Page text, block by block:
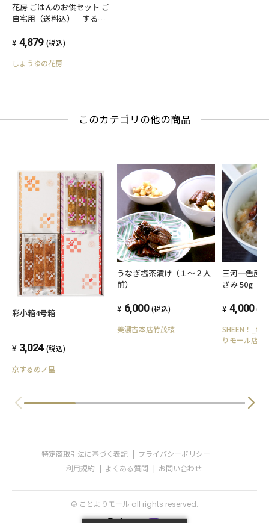
花房 ごはんのお供セット ご
自宅用（送料込） するめ
4,879 (税込)
しょうゆの花房
このカテゴリの他の商品
彩小箱4号箱
3,024 (税込)
京するめノ里
うなぎ塩茶漬け（１～２人
前）
6,000 (税込)
美濃吉本店竹茂楼
三河一色産
ざみ 50g（
凍4,000 (税
SHEEN！
りモール店
特定商取引法に基づく表記
プライバシーポリシー
利用規約
よくある質問 お問い合わせ
© ことよりモール all rights reserved.